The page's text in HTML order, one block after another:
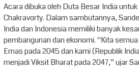
Acara dibuka oleh Duta Besar India
Chakravorty. Dalam sambutannya,
India dan Indonesia memiliki banyak
pembangunan dan ekonomi. “Kita
Emas pada 2045 dan kami (Republik
menjadi Viksit Bharat pada 2047,” ujar